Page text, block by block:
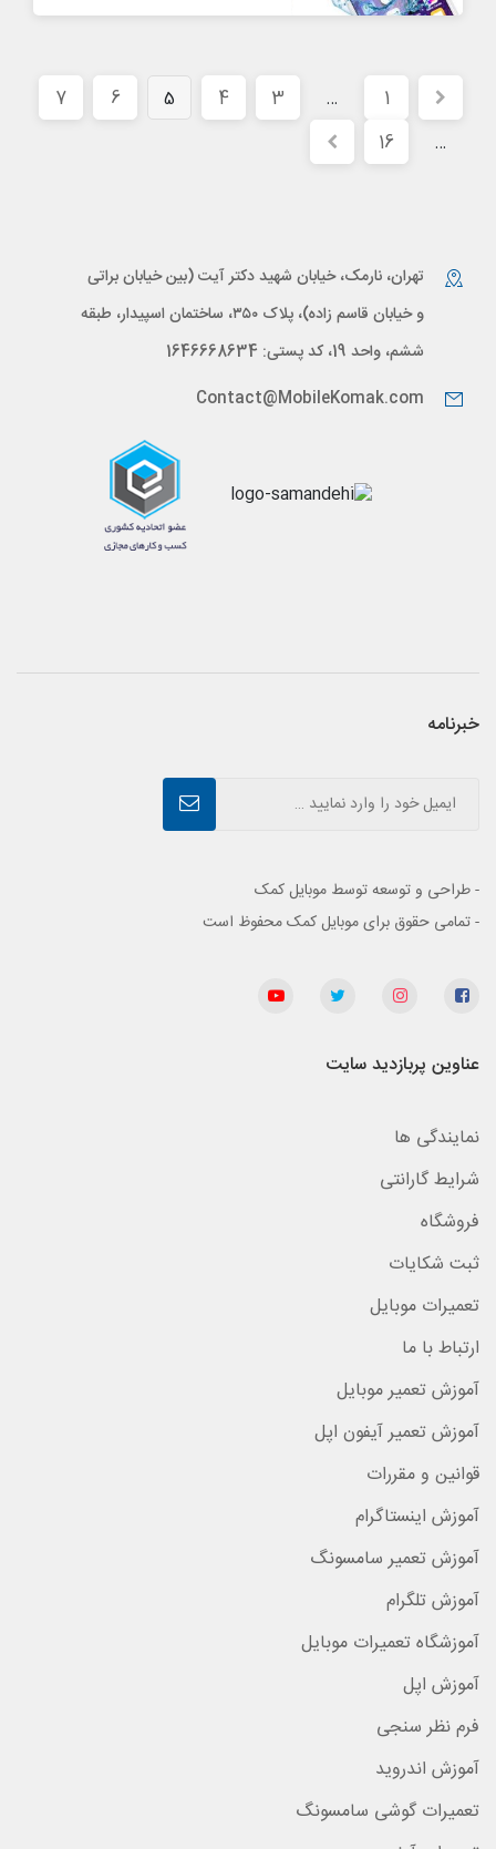
1
…
3
4
5
6
7
…
16
تهران، نارمک، خیابان شهید دکتر آیت (بین خیابان براتی
و خیابان قاسم زاده)، پلاک ۳۵۰، ساختمان اسپیدار، طبقه
ششم، واحد 19، کد پستی: 1646668634
Contact@MobileKomak.com
خبرنامه
- طراحی و توسعه توسط موبایل کمک
- تمامی حقوق برای موبایل کمک محفوظ است
عناوین پربازدید سایت
نمایندگی ها
شرایط گارانتی
فروشگاه
ثبت شکایات
تعمیرات موبایل
ارتباط با ما
آموزش تعمیر موبایل
آموزش تعمیر آیفون اپل
قوانین و مقررات
آموزش اینستاگرام
آموزش تعمیر سامسونگ
آموزش تلگرام
آموزشگاه تعمیرات موبایل
آموزش اپل
فرم نظر سنجی
آموزش اندروید
تعمیرات گوشی سامسونگ